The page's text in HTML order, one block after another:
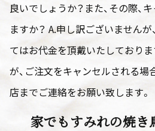
良いでしょうか？また、その際、
ますか？ A.申し訳ございません
てはお代金を頂戴いたしており
が、ご注文をキャンセルされる場
店までご連絡をお願い致します。
家でもすみれの焼き